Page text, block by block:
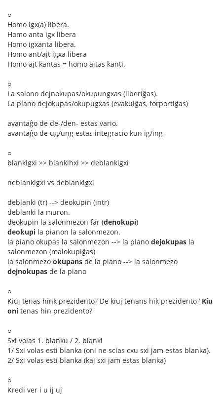
○
Homo igx(a) libera.
Homo anta igx libera
Homo igxanta libera.
Homo ant/ajt igxa libera
Homo ajt kantas = homo ajtas kanti.
○
La salono dejnokupas/okupungxas (liberiĝas).
La piano dejokupas/okupugxas (evakuiĝas, forportiĝas)
avantaĝo de de-/den- estas vario.
avantaĝo de ug/ung estas integracio kun ig/ing
○
blankigxi >> blankihxi >> deblankigxi
neblankigxi vs deblankigxi
deblanki (tr) --> deokupin (intr)
deblanki la muron.
deokupin la salonmezon far (denokupi)
deokupi la pianon la salonmezon.
la piano okupas la salonmezon --> la piano dejokupas la
salonmezon (malokupiĝas)
la salonmezo okupans de la piano --> la salonmezo
dejnokupas de la piano
○
Kiuj tenas hink prezidento? De kiuj tenans hik prezidento? Kiu
oni tenas hin prezidento?
○
Sxi volas 1. blanku / 2. blanki
1/ Sxi volas esti blanka (oni ne scias cxu sxi jam estas blanka).
2/ Sxi volas esti blanka (kaj sxi jam estas blanka)
○
Kredi ver i u ij uj